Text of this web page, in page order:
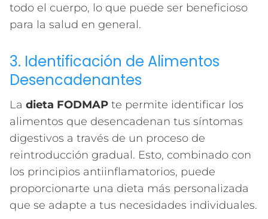
todo el cuerpo, lo que puede ser beneficioso
para la salud en general.
3. Identificación de Alimentos
Desencadenantes
La dieta FODMAP te permite identificar los
alimentos que desencadenan tus síntomas
digestivos a través de un proceso de
reintroducción gradual. Esto, combinado con
los principios antiinflamatorios, puede
proporcionarte una dieta más personalizada
que se adapte a tus necesidades individuales.